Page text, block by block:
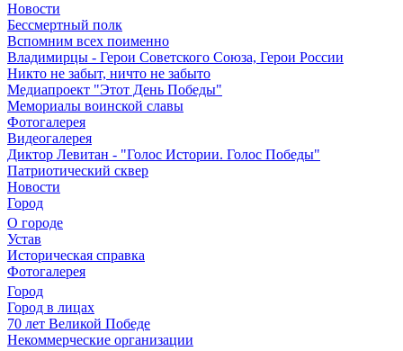
Новости
Бессмертный полк
Вспомним всех поименно
Владимирцы - Герои Советского Союза, Герои России
Никто не забыт, ничто не забыто
Медиапроект "Этот День Победы"
Мемориалы воинской славы
Фотогалерея
Видеогалерея
Диктор Левитан - "Голос Истории. Голос Победы"
Патриотический сквер
Новости
Город
О городе
Устав
Историческая справка
Фотогалерея
Город
Город в лицах
70 лет Великой Победе
Некоммерческие организации